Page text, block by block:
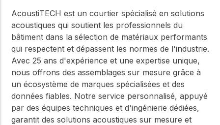
AcoustiTECH est un courtier spécialisé en solutions
acoustiques qui soutient les professionnels du
bâtiment dans la sélection de matériaux performants
qui respectent et dépassent les normes de l'industrie.
Avec 25 ans d'expérience et une expertise unique,
nous offrons des assemblages sur mesure grâce à
un écosystème de marques spécialisées et des
données fiables. Notre service personnalisé, appuyé
par des équipes techniques et d'ingénierie dédiées,
garantit des solutions acoustiques sur mesure et